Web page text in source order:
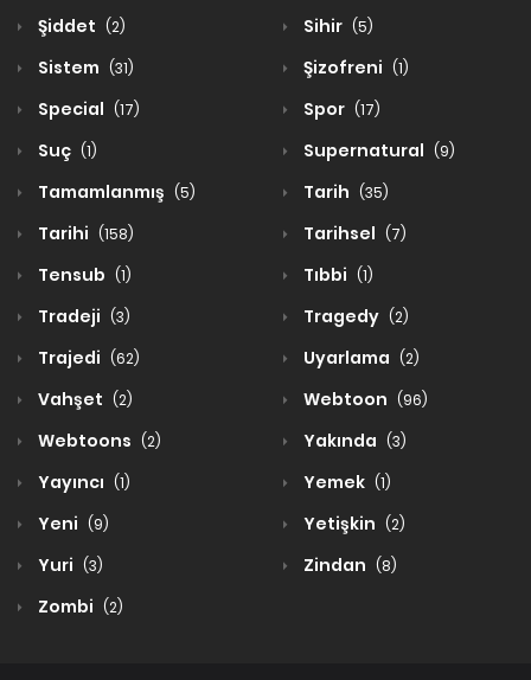
Şiddet (2) Sihir (5)
Sistem (31) Şizofreni (1)
Special (17) Spor (17)
Suç (1) Supernatural (9)
Tamamlanmış (5) Tarih (35)
Tarihi (158) Tarihsel (7)
Tensub (1) Tıbbi (1)
Tradeji (3) Tragedy (2)
Trajedi (62) Uyarlama (2)
Vahşet (2) Webtoon (96)
Webtoons (2) Yakında (3)
Yayıncı (1) Yemek (1)
Yeni (9) Yetişkin (2)
Yuri (3) Zindan (8)
Zombi (2)